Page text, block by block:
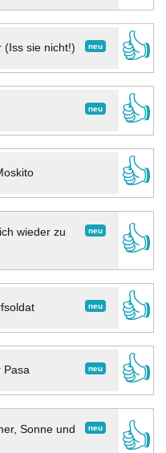
neu
(Iss sie nicht!)
👍
neu
👍
👍
neu
wieder zu
👍
neu
👍
neu
Pasa
👍
neu
Sonne und
👍